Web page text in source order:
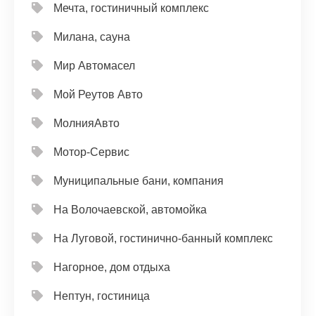
Мечта, гостиничный комплекс
Милана, сауна
Мир Автомасел
Мой Реутов Авто
МолнияАвто
Мотор-Сервис
Муниципальные бани, компания
На Волочаевской, автомойка
На Луговой, гостинично-банный комплекс
Нагорное, дом отдыха
Нептун, гостиница